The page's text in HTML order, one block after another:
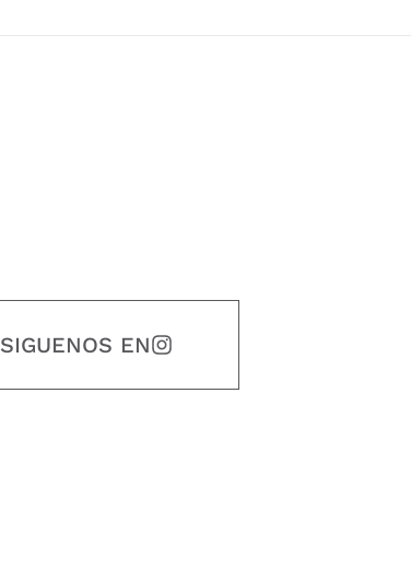
SIGUENOS EN